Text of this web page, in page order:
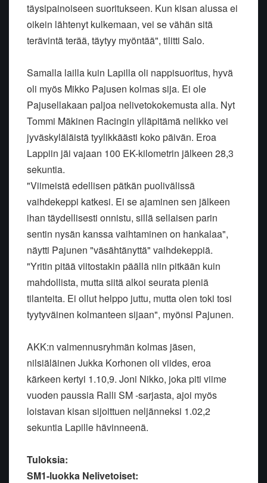
täysipainoiseen suoritukseen. Kun kisan alussa ei
oikein lähtenyt kulkemaan, vei se vähän sitä
terävintä terää, täytyy myöntää", tilitti Salo.
Samalla lailla kuin Lapilla oli nappisuoritus, hyvä
oli myös Mikko Pajusen kolmas sija. Ei ole
Pajusellakaan paljoa nelivetokokemusta alla. Nyt
Tommi Mäkinen Racingin ylläpitämä nelikko vei
jyväskyläläistä tyylikkäästi koko päivän. Eroa
Lappiin jäi vajaan 100 EK-kilometrin jälkeen 28,3
sekuntia.
"Viimeistä edellisen pätkän puolivälissä
vaihdekeppi katkesi. Ei se ajaminen sen jälkeen
ihan täydellisesti onnistu, sillä sellaisen parin
sentin nysän kanssa vaihtaminen on hankalaa",
näytti Pajunen "väsähtänyttä" vaihdekeppiä.
"Yritin pitää viitostakin päällä niin pitkään kuin
mahdollista, mutta siitä alkoi seurata pieniä
tilanteita. Ei ollut helppo juttu, mutta olen toki tosi
tyytyväinen kolmanteen sijaan", myönsi Pajunen.
AKK:n valmennusryhmän kolmas jäsen,
nilsiäläinen Jukka Korhonen oli viides, eroa
kärkeen kertyi 1.10,9. Joni Nikko, joka piti viime
vuoden paussia Ralli SM -sarjasta, ajoi myös
loistavan kisan sijoittuen neljänneksi 1.02,2
sekuntia Lapille hävinneenä.
Tuloksia:
SM1-luokka Nelivetoiset: